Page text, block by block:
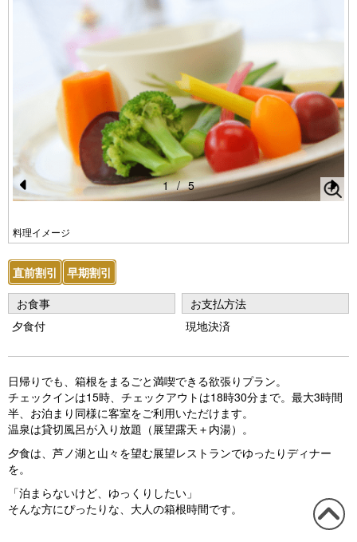
Pr
e
o
u
s
料理イメージ
N
1 / 5
直前割引
早期割引
お食事
夕食付
お支払方法
現地決済
日帰りでも、箱根をまるごと満喫できる欲張りプラン。
チェックインは15時、チェックアウトは18時30分まで。最大3時間
半、お泊まり同様に客室をご利用いただけます。
温泉は貸切風呂が入り放題（展望露天＋内湯）。
夕食は、芦ノ湖と山々を望む展望レストランでゆったりディナー
を。
「泊まらないけど、ゆっくりしたい」
そんな方にぴったりな、大人の箱根時間です。